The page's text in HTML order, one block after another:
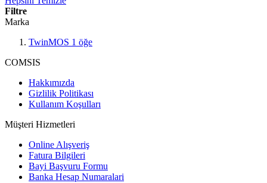
Filtre
Marka
TwinMOS 1 öğe
COMSIS
Hakkımızda
Gizlilik Politikası
Kullanım Koşulları
Müşteri Hizmetleri
Online Alışveriş
Fatura Bilgileri
Bayi Başvuru Formu
Banka Hesap Numaralari